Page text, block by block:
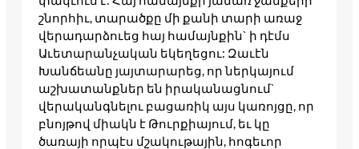
շնորհիւ, տարածքը մի քանի տարի առաջ
վերադարձուեց հայ համայնքին` ի դէմս
Աւետարանչական եկեղեցու: Զաւէն
Խանճեանը յայտարարեց, որ ներկայում
աշխատանքներ են իրականացնում`
վերականգնելու բացառիկ այս կառոյցը, որ
բնոյթով միակն է Թուրքիայում, եւ կը
ծառայի որպէս մշակութային, հոգեւոր